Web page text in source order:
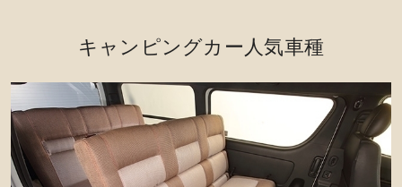
・走行充電システム
・可動式ベッドマット
・冷蔵庫30L
・シンク
70,400円（税込）
アクセサリーコンセント
9,900円（税込）
キャンピングカー人気車種